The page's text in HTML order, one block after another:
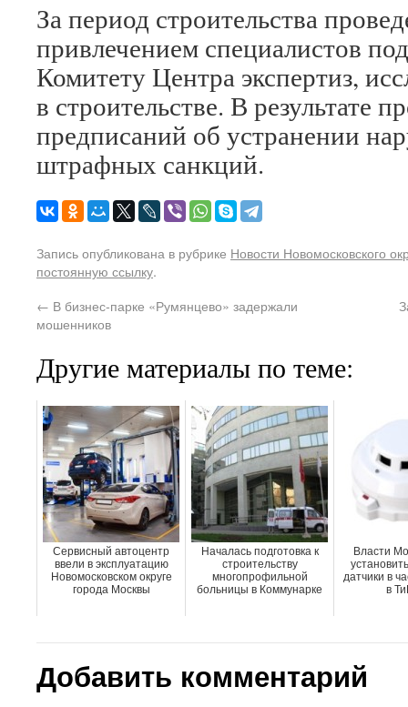
За период строительства
привлечением специалистов
Комитету Центра экспертиз,
в строительстве. В результате
предписаний об устранении
штрафных санкций.
Запись опубликована в рубрике Новости Новомосковского
постоянную ссылку.
← В бизнес-парке «Румянцево» задержали
мошенников
Другие материалы по теме:
Сервисный автоцентр
ввели в эксплуатацию
Новомосковском округе
города Москвы
Началась подготовка к
строительству
многопрофильной
больницы в Коммунарке
Власти
датчики в
в
Добавить комментарий